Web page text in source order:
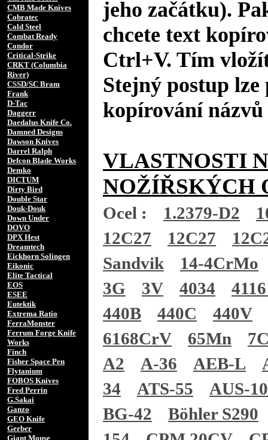
CMB Made Knives
Cobratec
Cold Steel
Combat Ready
Condor
Critical-Strike
CRKT (Columbia
River)
CSSD/SC Bram
Frank
D-Tac
Daggerr
Daedalus Knife Co.
Damned Designs
Dawson Knives
Darrel Ralph
Defcon Blade Works
Demko
DICTUM
Dirty Bird
Double Star
Douk-Douk
Down Under
DOVO
DPX Hest
Dreamtech
Eickhorn Solingen
Eikonic
Elite Tactical
EOS
ESEE
Eutektik
Extrema Ratio
FerraMonster
Ferrum Forge Knife
Works
Finch
Fisher Space Pen
Flytanium
FOBOS Knives
Fred Perrin
G.Sakai
Ganzo
GEO Knife
Gerber
Giant Mouse
jeho začátku).
chcete text
Ctrl+V. Tím
Stejný postup
kopírování
VLASTNOSTI
NOŽÍŘSKÝCH
Ocel : 1.2379-D2
12C27
12C27
Sandvik
14-4CrMo
3G
3V 4034
440B
440C
440V
6168CrV
65Mn
A2
A-36 AEB-L
34
ATS-55
AUS-
BG-42
Böhler S290